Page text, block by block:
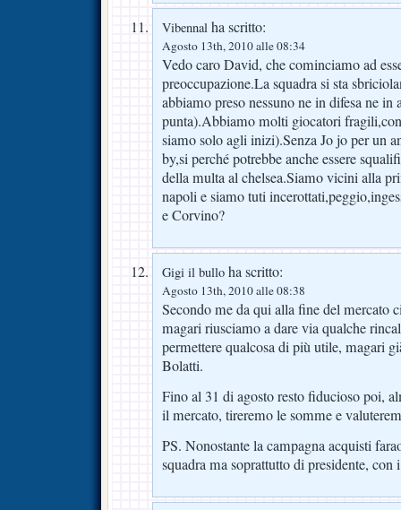
Vibennal ha scritto:
Agosto 13th, 2010 alle 08:34
Vedo caro David, che cominciamo ad
preoccupazione.La squadra si sta
abbiamo preso nessuno ne in difesa ne in
punta).Abbiamo molti giocatori
siamo solo agli inizi).Senza Jo jo per un
by,si perché potrebbe anche essere
della multa al chelsea.Siamo vicini alla
napoli e siamo tuti
e Corvino?
Gigi il bullo ha scritto:
Agosto 13th, 2010 alle 08:38
Secondo me da qui alla fine del mercato
magari riusciamo a dare via qualche
permettere qualcosa di più utile, magari
Bolatti.
Fino al 31 di agosto resto fiducioso poi,
il mercato, tireremo le somme e
PS. Nonostante la campagna acquisti
squadra ma soprattutto di presidente,